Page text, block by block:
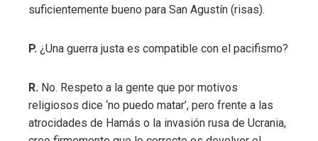
suficientemente bueno para San Agustín (risas).
P. ¿Una guerra justa es compatible con el pacifismo?
R. No. Respeto a la gente que por motivos
religiosos dice ‘no puedo matar’, pero frente a las
atrocidades de Hamás o la invasión rusa de Ucrania,